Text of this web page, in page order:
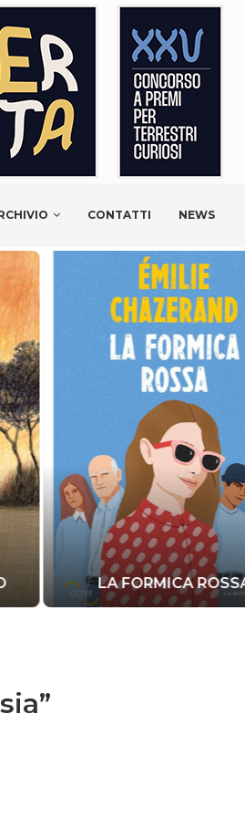
CONTATTI NEWS
LA FORMICA